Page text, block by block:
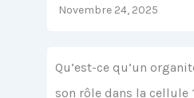
Novembre 24, 2025
Qu’est-ce qu’un
son rôle dans la cellule